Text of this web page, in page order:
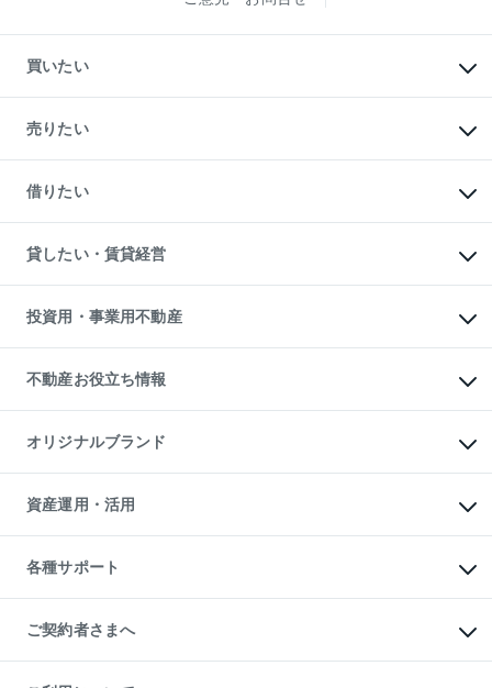
買いたい
新築・分譲マンションの購入
中古マンションの購入
一戸建ての購入
中古一戸建ての購入
不動産購入の流れ
注目キーワード物件特集
購入ガイド
English 繁体中文簡体中文
売りたい
一戸建ての売却・査定
土地の売却・査定
スピードAI査定
不動産査定について
不動産売却の流れ
不動産買換えの流れ
売却ガイド
借りたい
オフィス・店舗の賃貸
借りるときの流れ
借りるガイド
貸したい・賃貸経営
マンション賃料データ
賃貸管理プラン
リロケーションについて
貸すガイド
投資用・事業用不動産
事業用不動産
マンション投資
投資用マンション
アパート経営
収益物件
ビル購入（ビル一棟）
投資用不動産の売却査定
事業用不動産の売却査定
不動産お役立ち情報
マンションライブラリー
人気マンションランキング
暮らしに役立つ不動産メディア
不動産相場・不動産価格情報
不動産コラム・ニュース
不動産用語集
不動産なんでもネット相談室
住まいの税金
オリジナルブランド
一棟リノベーションマンション
L`GENTE（ルジェンテ）
区分リノベーションマンション
投資用一棟レジデンスWELL
不動産小口投資
LEGACIA（レガシア）
資産運用・活用
不動産M&A
アセットマネジメント・出資
各種サポート
相続サポート
リフォームサポート
ご契約者さまへ